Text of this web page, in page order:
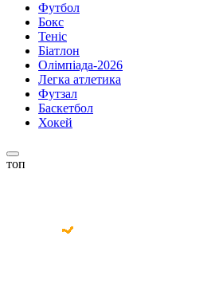
Футбол
Бокс
Теніс
Біатлон
Олімпіада-2026
Легка атлетика
Футзал
Баскетбол
Хокей
топ